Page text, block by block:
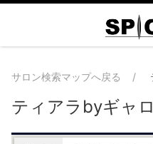
サロン検索マップへ戻る
ティアラbyギャロ